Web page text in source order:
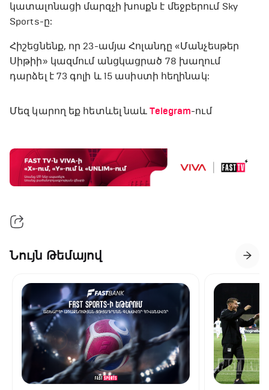
կատալոնացի մարզչի խոսքն է մեջբերում Sky
Sports-ը:
Հիշեցնենք, որ 23-ամյա Հոլանդը «Մանչեսթեր
Սիթիի» կազմում անցկացրած 78 խաղում
դարձել է 73 գոլի և 15 ասիստի հեղինակ:
Մեզ կարող եք հետևել նաև Telegram-ում
Նույն Թեմայով